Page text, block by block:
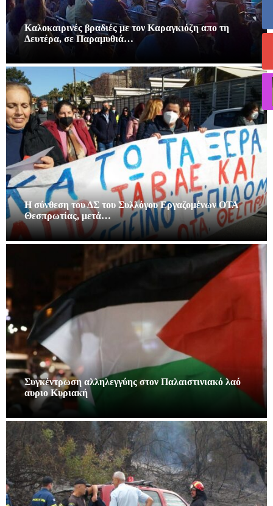
Καλοκαιρινές βραδιές με τον Καραγκιόζη απο τη
Δευτέρα, σε Παραμυθιά…
Η σύνθεση του ΔΣ του Συλλόγου Εργαζομένων ΟΤΑ
Θεσπρωτίας, μετά…
Συγκέντρωση αλληλεγγύης στον Παλαιστινιακό λαό
αυριο Κυριακή